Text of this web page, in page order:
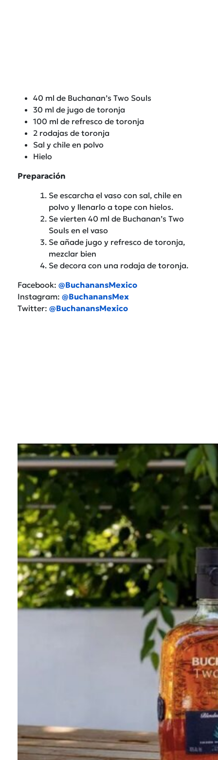
40 ml de Buchanan’s Two Souls
30 ml de jugo de toronja
100 ml de refresco de toronja
2 rodajas de toronja
Sal y chile en polvo
Hielo
Preparación
Se escarcha el vaso con sal, chile en
polvo y llenarlo a tope con hielos.
Se vierten 40 ml de Buchanan’s Two
Souls en el vaso
Se añade jugo y refresco de toronja,
mezclar bien
Se decora con una rodaja de toronja.
Facebook: @BuchanansMexico
Instagram: @BuchanansMex
Twitter: @BuchanansMexico